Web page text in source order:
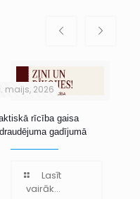
maijs, 2026
rīcība gaisa
gadījumā
Lasīt
vairāk...